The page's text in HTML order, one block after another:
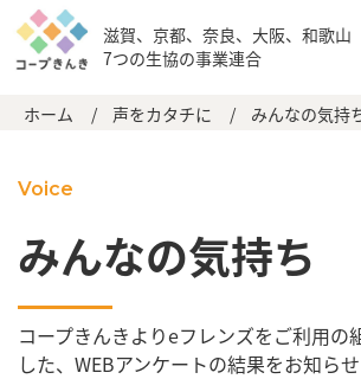
滋賀、京都、奈良、大阪、和歌山
7つの生協の事業連合
ホーム / 声をカタチに / みんなの気持
Voice
みんなの気持ち
コープきんきよりeフレンズをご利用の
した、WEBアンケートの結果をお知らせ